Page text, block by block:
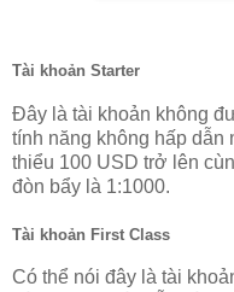
Tài khoản Starter
Đây là tài khoản không
tính năng không hấp
thiểu 100 USD trở lên
đòn bẩy là 1:1000.
Tài khoản First Class
Có thể nói đây là tài